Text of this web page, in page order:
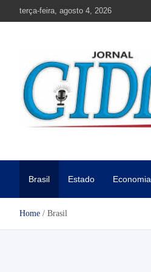
terça-feira, agosto 4, 2026
Brasil Estado Economia
Home Brasil